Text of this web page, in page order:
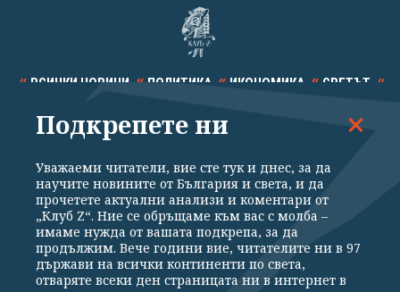
ВСИЧКИ НОВИНИ ПОЛИТИКА ИКОНОМИКА СВЕТЪТ
СПОРТ КУЛТУРА ТЕХНОЛОГИИ КАЛЕЙДОСКОП
Общи условия
Политика за поверителност
Реклама
Партньори Контакти За Клуб Z
Подкрепете ни
Уважаеми читатели, вие сте тук и днес, за да
научите новините от България и света, и да
прочетете актуални анализи и коментари от
„Клуб Z“. Ние се обръщаме към вас с молба –
имаме нужда от вашата подкрепа, за да
продължим. Вече години вие, читателите ни в 97
държави на всички континенти по света,
отваряте всеки ден страницата ни в интернет в